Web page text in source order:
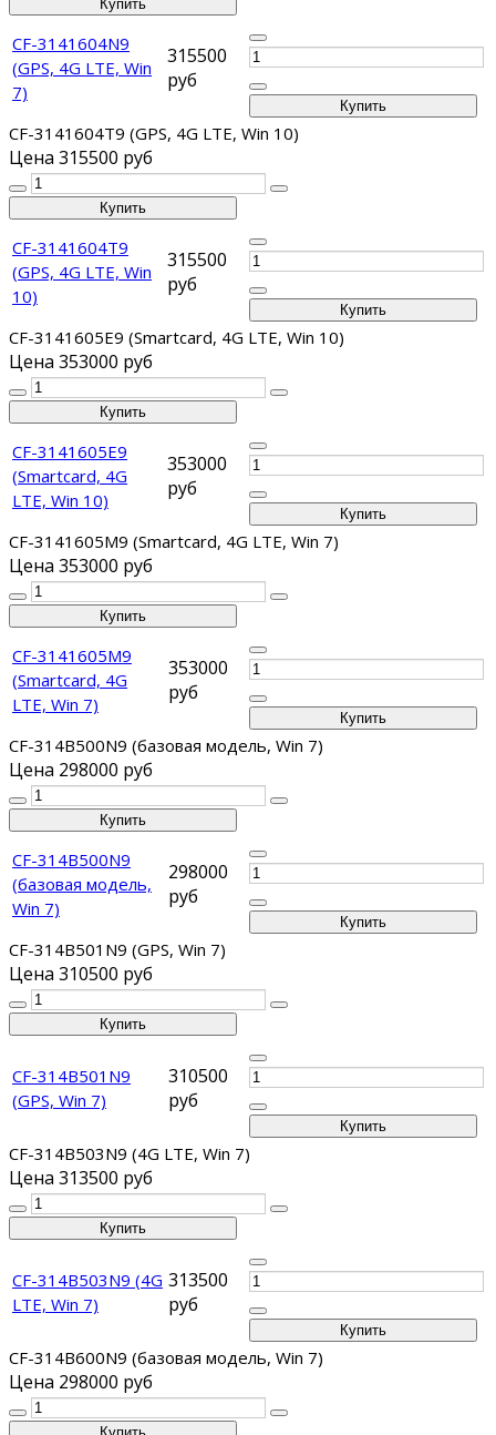
CF-3141604N9
(GPS, 4G LTE, Win
7)
315500
руб
CF-3141604T9 (GPS, 4G LTE, Win 10)
Цена 315500 руб
CF-3141604T9
(GPS, 4G LTE, Win
10)
315500
руб
CF-3141605E9 (Smartcard, 4G LTE, Win 10)
Цена 353000 руб
CF-3141605E9
(Smartcard, 4G
LTE, Win 10)
353000
руб
CF-3141605M9 (Smartcard, 4G LTE, Win 7)
Цена 353000 руб
CF-3141605M9
(Smartcard, 4G
LTE, Win 7)
353000
руб
CF-314B500N9 (базовая модель, Win 7)
Цена 298000 руб
CF-314B500N9
(базовая модель,
Win 7)
298000
руб
CF-314B501N9 (GPS, Win 7)
Цена 310500 руб
CF-314B501N9
(GPS, Win 7)
310500
руб
CF-314B503N9 (4G LTE, Win 7)
Цена 313500 руб
CF-314B503N9 (4G
LTE, Win 7)
313500
руб
CF-314B600N9 (базовая модель, Win 7)
Цена 298000 руб